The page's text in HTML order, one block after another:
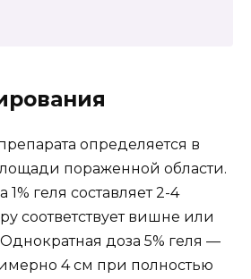
определяется в
пораженной области.
геля составляет 2-4
соответствует вишне или
доза 5% геля —
4 см при полностью